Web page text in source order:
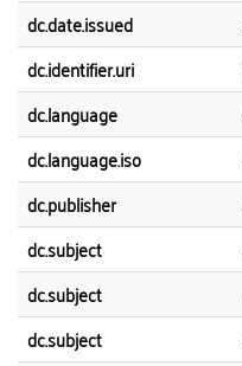
dc.date.issued
dc.identifier.uri
dc.language
dc.language.iso
dc.publisher
dc.subject
dc.subject
dc.subject